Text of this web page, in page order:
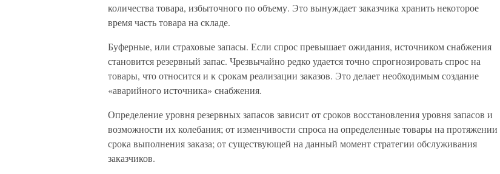
количества товара, избыточного по объему. Это вынуждает заказчика хранить некоторое
время часть товара на складе.
Буферные, или страховые запасы. Если спрос превышает ожидания, источником снабжения
становится резервный запас. Чрезвычайно редко удается точно спрогнозировать спрос на
товары, что относится и к срокам реализации заказов. Это делает необходимым создание
«аварийного источника» снабжения.
Определение уровня резервных запасов зависит от сроков восстановления уровня запасов и
возможности их колебания; от изменчивости спроса на определенные товары на протяжении
срока выполнения заказа; от существующей на данный момент стратегии обслуживания
заказчиков.